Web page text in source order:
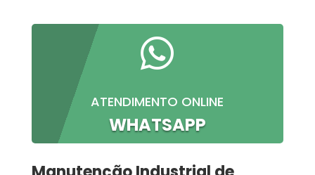

ATENDIMENTO ONLINE
WHATSAPP